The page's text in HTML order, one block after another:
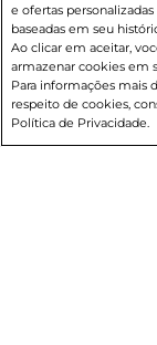
Caso queira
suas compras:
Entrega em
©
e ofertas personalizadas
baseadas em seu
Ao clicar em aceitar,
armazenar cookies em
Para informações mais
respeito de cookies,
Política de Privacidade.